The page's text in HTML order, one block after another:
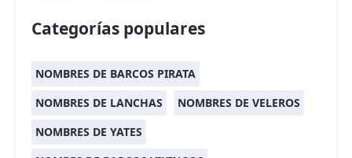
Categorías populares
NOMBRES DE BARCOS PIRATA
NOMBRES DE LANCHAS
NOMBRES DE VELEROS
NOMBRES DE YATES